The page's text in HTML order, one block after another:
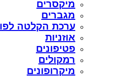
מיקסרים
מגברים
ערכת הקלטה
אוזניות
פטיפונים
רמקולים
מיקרופונים